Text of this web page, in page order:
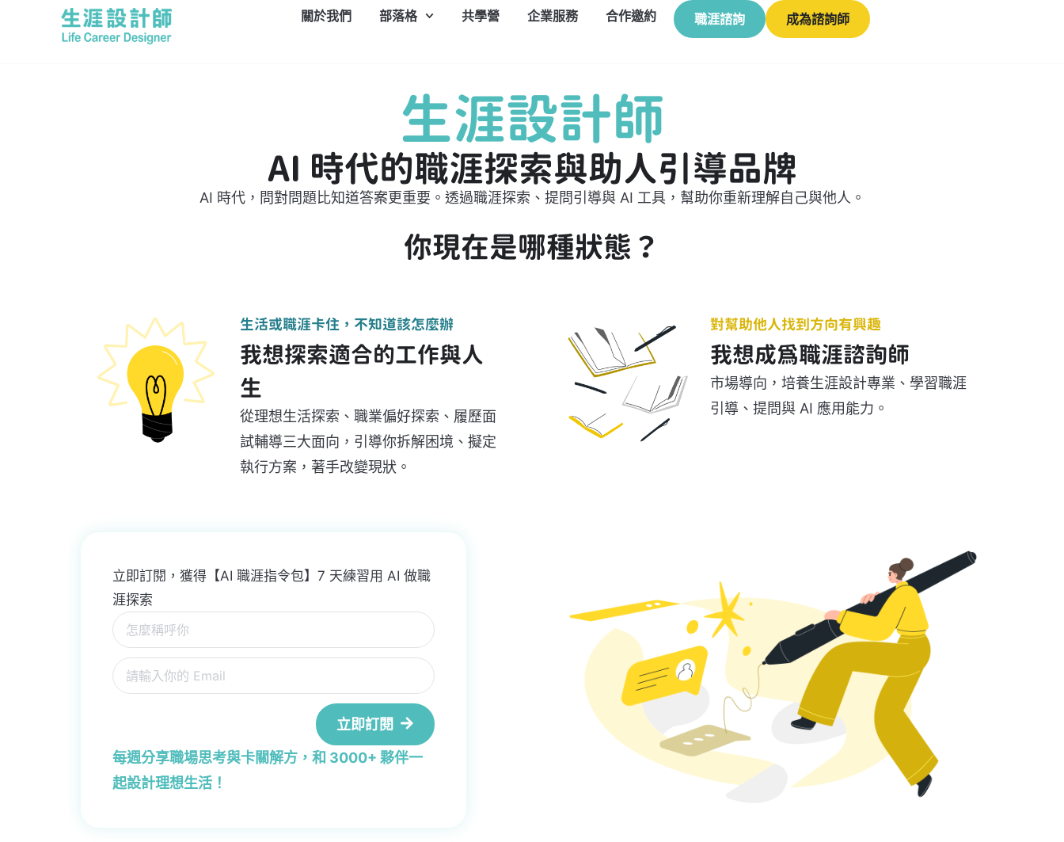
關於我們 部落格 共學營 企業服務 合作邀約 職涯諮詢 成為諮詢師
生涯設計師
AI 時代的職涯探索與助人引導品牌
AI 時代，問對問題比知道答案更重要。透過職涯探索、提問引導與 AI 工具，幫助你重新理解自己與他人。
你現在是哪種狀態？
生活或職涯卡住，不知道該怎麼辦
我想探索適合的工作與人
生
從理想生活探索、職業偏好探索、履歷面
試輔導三大面向，引導你拆解困境、擬定
執行方案，著手改變現狀。
對幫助他人找到方向有興趣
我想成為職涯諮詢師
市場導向，培養生涯設計專業、學習職涯
引導、提問與 AI 應用能力。
立即訂閱，獲得【AI 職涯指令包】7 天練習用 AI 做職
涯探索
立即訂閱
每週分享職場思考與卡關解方，和 3000+ 夥伴一
起設計理想生活！